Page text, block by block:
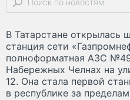
В Татарстане открылась
станция сети
полноформатная АЗС
Набережных Челнах на
12. Она стала первой
в республике за